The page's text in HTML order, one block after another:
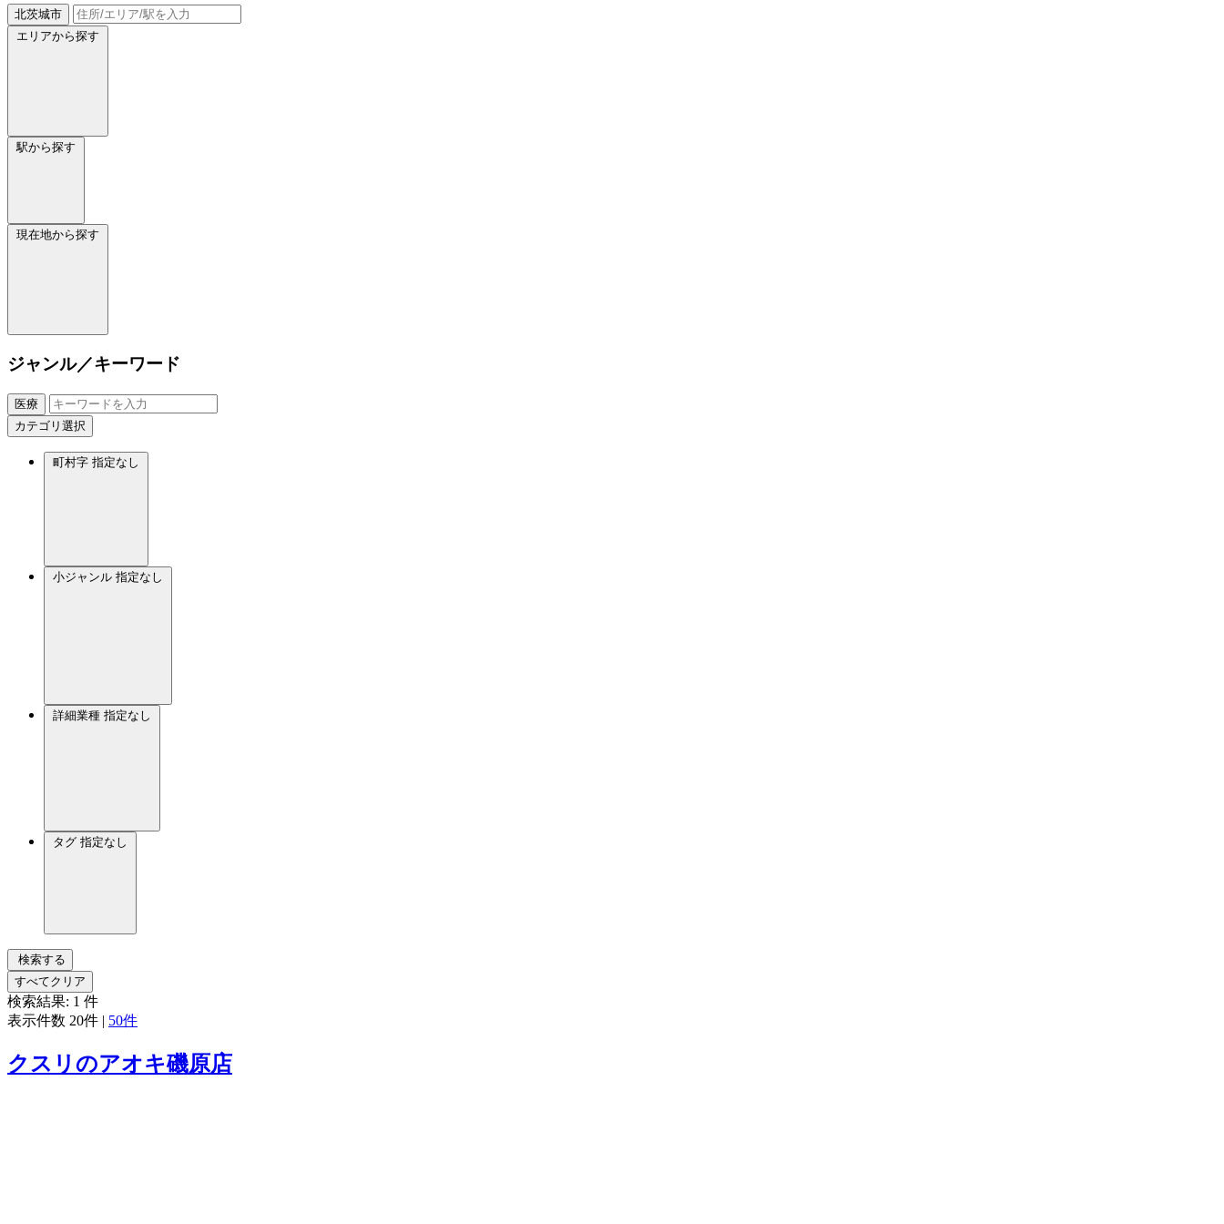
北茨城市
エリアから探す
駅から探す
現在地から探す
ジャンル／キーワード
医療
カテゴリ選択
町村字 指定なし
小ジャンル 指定なし
詳細業種 指定なし
タグ 指定なし
検索する
すべてクリア
検索結果: 1 件
表示件数 20件 | 50件
クスリのアオキ磯原店